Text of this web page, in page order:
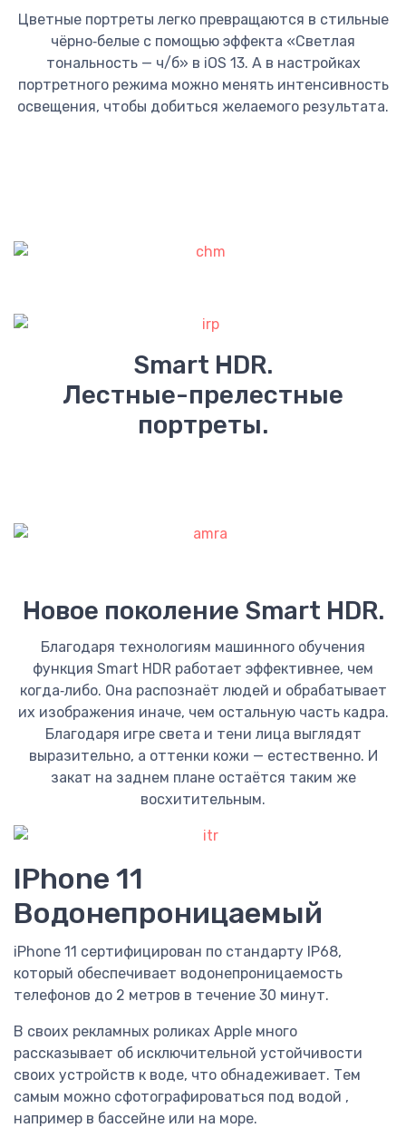
Цветные портреты легко превращаются в стильные
чёрно‑белые с помощью эффекта «Светлая
тональность — ч/б»‎ в iOS 13. А в настройках
портретного режима можно менять интенсивность
освещения, чтобы добиться желаемого результата.
Smart HDR.
Лестные-прелестные
портреты.
Новое поколение Smart HDR.
Благодаря технологиям машинного обучения
функция Smart HDR работает эффективнее, чем
когда‑либо. Она распознаёт людей и обрабатывает
их изображения иначе, чем остальную часть кадра.
Благодаря игре света и тени лица выглядят
выразительно, а оттенки кожи — естественно. И
закат на заднем плане остаётся таким же
восхитительным.
IPhone 11
Водонепроницаемый
iPhone 11 сертифицирован по стандарту IP68,
который обеспечивает водонепроницаемость
телефонов до 2 метров в течение 30 минут.
В своих рекламных роликах Apple много
рассказывает об исключительной устойчивости
своих устройств к воде, что обнадеживает. Тем
самым можно сфотографироваться под водой ,
например в бассейне или на море.